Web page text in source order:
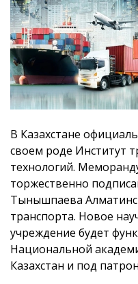
В Казахстане
своем роде Институт
технологий.
торжественно
Тынышпаева
транспорта. Новое
учреждение будет
Национальной
Казахстан и под